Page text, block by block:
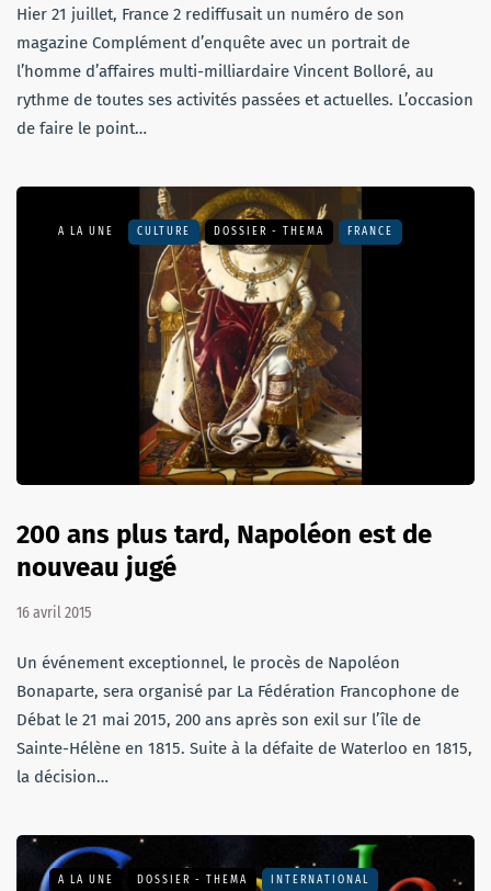
Hier 21 juillet, France 2 rediffusait un numéro de son
magazine Complément d’enquête avec un portrait de
l’homme d’affaires multi-milliardaire Vincent Bolloré, au
rythme de toutes ses activités passées et actuelles. L’occasion
de faire le point…
A LA UNE CULTURE DOSSIER - THEMA FRANCE
200 ans plus tard, Napoléon est de
nouveau jugé
16 avril 2015
Un événement exceptionnel, le procès de Napoléon
Bonaparte, sera organisé par La Fédération Francophone de
Débat le 21 mai 2015, 200 ans après son exil sur l’île de
Sainte-Hélène en 1815. Suite à la défaite de Waterloo en 1815,
la décision…
A LA UNE DOSSIER - THEMA INTERNATIONAL